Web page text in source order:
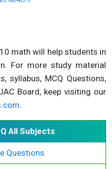
math will help students in
For more study material
syllabus, MCQ Questions,
Board, keep visiting our
.
All Subjects
Questions